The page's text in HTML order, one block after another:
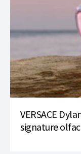
VERSACE
signature